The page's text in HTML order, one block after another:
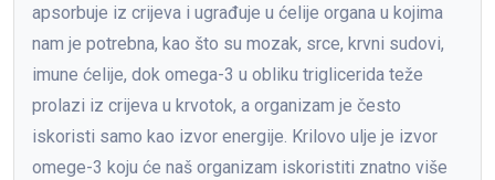
apsorbuje iz crijeva i ugrađuje u ćelije organa u kojima
nam je potrebna, kao što su mozak, srce, krvni sudovi,
imune ćelije, dok omega-3 u obliku triglicerida teže
prolazi iz crijeva u krvotok, a organizam je često
iskoristi samo kao izvor energije. Krilovo ulje je izvor
omege-3 koju će naš organizam iskoristiti znatno više